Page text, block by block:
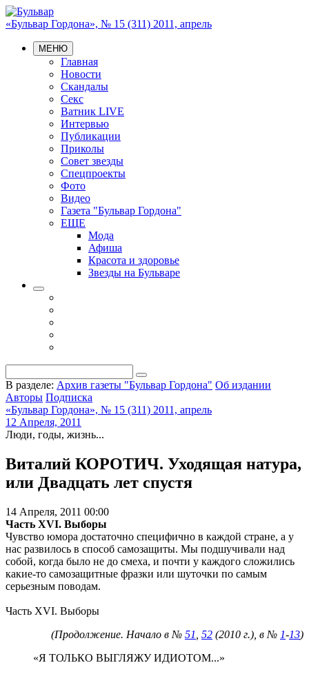
«Бульвар Гордона», № 15 (311) 2011, апрель
МЕНЮ
Главная
Новости
Скандалы
Секс
Ватник LIVE
Интервью
Публикации
Приколы
Совет звезды
Спецпроекты
Фото
Видео
Газета "Бульвар Гордона"
ЕЩЕ
Мода
Афиша
Красота и здоровье
Звезды на Бульваре
В разделе: Архив газеты "Бульвар Гордона" Об издании
Авторы Подписка
«Бульвар Гордона», № 15 (311) 2011, апрель
12 Апреля, 2011
Люди, годы, жизнь...
Виталий КОРОТИЧ. Уходящая натура,
или Двадцать лет спустя
14 Апреля, 2011 00:00
Часть XVI. Выборы
Чувство юмора достаточно специфично в каждой стране, а у
нас развилось в способ самозащиты. Мы подшучивали над
собой, когда было не до смеха, и почти у каждого сложились
какие-то самозащитные фразки или шуточки по самым
серьезным поводам.
Часть XVI. Выборы
(Продолжение. Начало в № 51 52 (2010 г.), в № 1-13)
«Я ТОЛЬКО ВЫГЛЯЖУ ИДИОТОМ...»